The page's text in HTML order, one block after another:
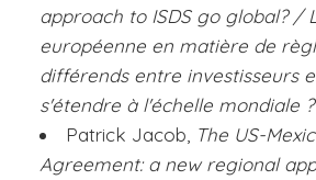
approach to ISDS go global? /
européenne en matière de
différends entre investisseurs
s'étendre à l'échelle mondiale ?
Patrick Jacob, The US-
Agreement: a new regional